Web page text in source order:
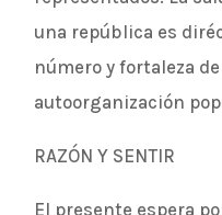
una república es
número y fortaleza
autoorganización
RAZÓN Y SENTIR
El presente espera